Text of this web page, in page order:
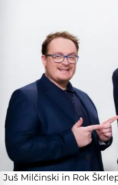
Juš Milčinski in Rok